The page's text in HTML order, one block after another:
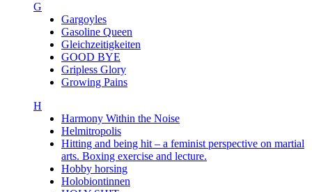
G
Gargoyles
Gasoline Queen
Gleichzeitigkeiten
GOOD BYE
Gripless Glory
Growing Pains
H
Harmony Within the Noise
Helmitropolis
Hitting and being hit – a feminist perspective on martial
arts. Boxing exercise and lecture.
Hobby horsing
Holobiontinnen